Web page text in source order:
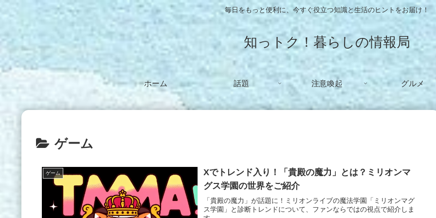
毎日をもっと便利に、今すぐ役立つ知識と生活のヒントをお届け！
知っトク！暮らしの情報局
ホーム 話題 注意喚起 グルメ
ゲーム
ゲーム
Xでトレンド入り！「貴殿の魔力」とは？ミリオンマ
グス学園の世界をご紹介
「貴殿の魔力」が話題に！ミリオンライブの魔法学園「ミリオンマグ
ス学園」と診断トレンドについて、ファンならではの視点で紹介しま